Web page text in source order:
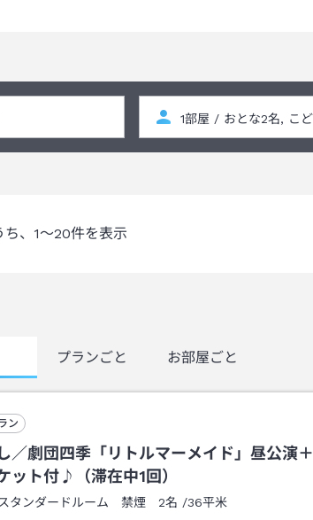
ます。料金別途ご相談ください。
テルまでご連絡をお願いいたします。
、 1～20件を表示
プランごと お部屋ごと
ン
／劇団四季「リトルマーメイド」昼公演
ット付♪（滞在中1回）
スタンダードルーム 禁煙 2名 /36平米